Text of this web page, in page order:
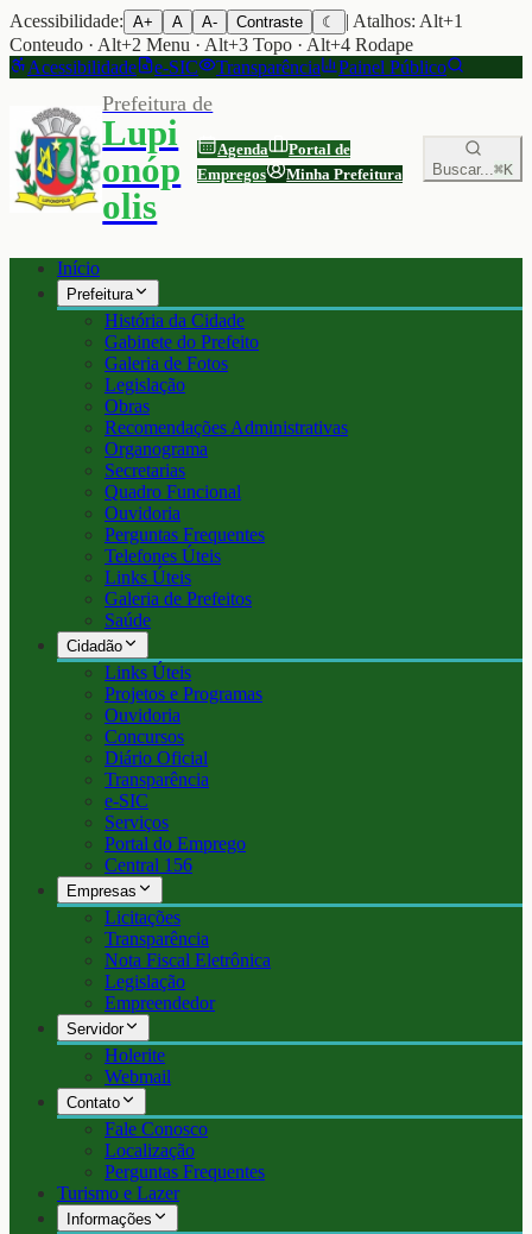
Acessibilidade: A+ A A- Contraste ☾
| Atalhos: Alt+1
Conteudo · Alt+2 Menu · Alt+3 Topo · Alt+4 Rodape
Acessibilidade
e-SIC Transparência Painel Público
Prefeitura de
Lupi
onóp
olis
Agenda
Portal de
Empregos
Minha Prefeitura Buscar...⌘K
Início
Prefeitura
História da Cidade
Gabinete do Prefeito
Galeria de Fotos
Legislação
Obras
Recomendações Administrativas
Organograma
Secretarias
Quadro Funcional
Ouvidoria
Perguntas Frequentes
Telefones Úteis
Links Úteis
Galeria de Prefeitos
Saúde
Cidadão
Links Úteis
Projetos e Programas
Ouvidoria
Concursos
Diário Oficial
Transparência
e-SIC
Serviços
Portal do Emprego
Central 156
Empresas
Licitações
Transparência
Nota Fiscal Eletrônica
Legislação
Empreendedor
Servidor
Holerite
Webmail
Contato
Fale Conosco
Localização
Perguntas Frequentes
Turismo e Lazer
Informações